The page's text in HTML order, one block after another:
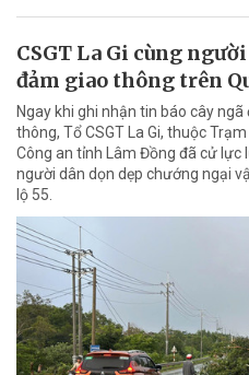
CSGT La Gi cùng
đảm giao thông trên
Ngay khi ghi nhận tin báo cây
thông, Tổ CSGT La Gi, thuộc
Công an tỉnh Lâm Đồng đã cử lực
người dân dọn dẹp chướng ngại
lộ 55.